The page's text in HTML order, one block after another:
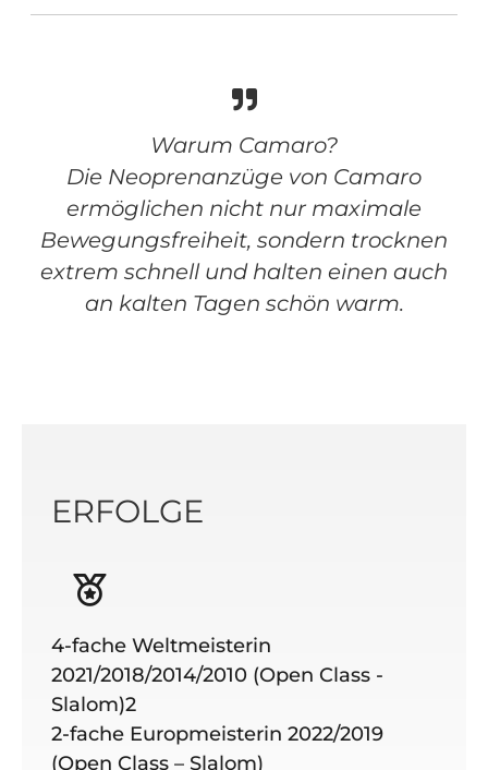
Warum Camaro?
Die Neoprenanzüge von Camaro
ermöglichen nicht nur maximale
Bewegungsfreiheit, sondern trocknen
extrem schnell und halten einen auch
an kalten Tagen schön warm.
ERFOLGE
4-fache Weltmeisterin
2021/2018/2014/2010 (Open Class -
Slalom)2
2-fache Europmeisterin 2022/2019
(Open Class – Slalom)